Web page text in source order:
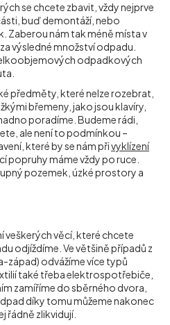
se chcete zbavit, vždy nejprve
buď demontáží, nebo
Zaberou nám tak méně místa v
výsledné množství odpadu.
odpadkových
předměty, které nelze rozebrat,
břemeny, jako jsou klavíry,
poradíme. Budeme rádi,
ale není to podmínkou –
které by se nám přivyklízení
popruhy máme vždy po ruce.
pozemek, úzké prostory a
veškerých věcí, které chcete
odjíždíme. Ve většině případů z
západ) odvážíme více typů
také třeba elektrospotřebiče,
zamíříme do sběrného dvora,
díky tomu můžeme nakonec
řádně zlikvidují.